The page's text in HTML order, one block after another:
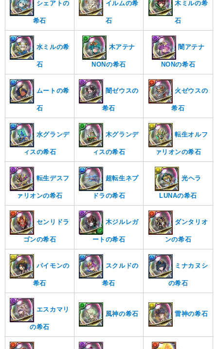
シェアトの
希石
イルムの希
石
木ミルの希
石
水ミルの希
石
木アテナ
NONの希石
闇アテナ
NONの希石
ムートの希
石
闇ゼウスの
希石
火ゼウスの
希石
水グランデ
ィスの希石
木グランデ
ィスの希石
転生オルフ
ァリオンの希石
転生デスフ
ァリオンの希石
超転生ネプ
ドラの希石
光ヘラ
LUNAの希石
センリドラ
ゴンの希石
木ジルレガ
ートの希石
ダンタリオ
ンの希石
パイモンの
希石
スクルドの
希石
ミナカヌシ
の希石
エスカマリ
の希石
風神の希石 雷神の希石